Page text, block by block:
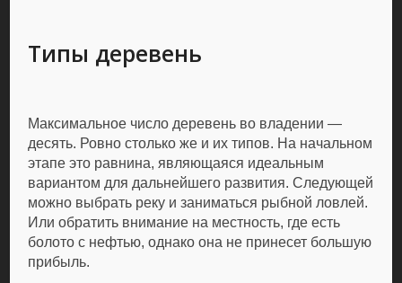
Типы деревень
Максимальное число деревень во владении —
десять. Ровно столько же и их типов. На начальном
этапе это равнина, являющаяся идеальным
вариантом для дальнейшего развития. Следующей
можно выбрать реку и заниматься рыбной ловлей.
Или обратить внимание на местность, где есть
болото с нефтью, однако она не принесет большую
прибыль.